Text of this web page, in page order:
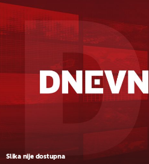
Slika nije dostupna